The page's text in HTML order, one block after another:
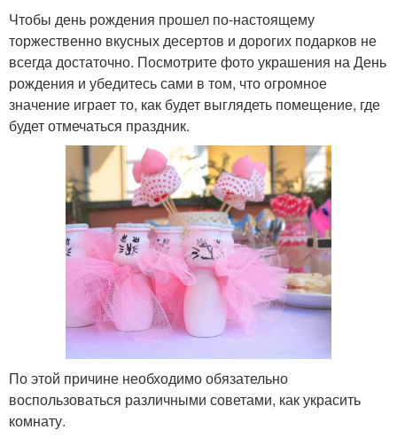
Чтобы день рождения прошел по-настоящему
торжественно вкусных десертов и дорогих подарков не
всегда достаточно. Посмотрите фото украшения на День
рождения и убедитесь сами в том, что огромное
значение играет то, как будет выглядеть помещение, где
будет отмечаться праздник.
По этой причине необходимо обязательно
воспользоваться различными советами, как украсить
комнату.